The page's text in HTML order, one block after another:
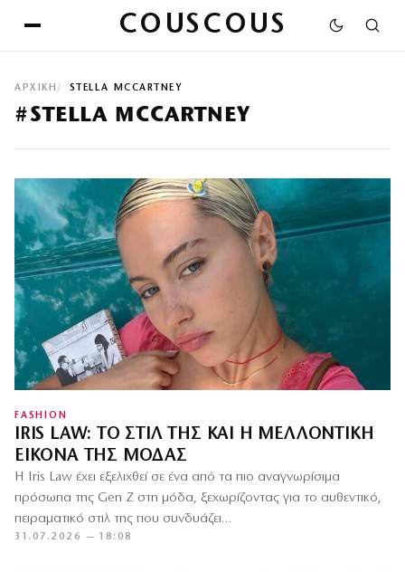
COUSCOUS
ΑΡΧΙΚΉ STELLA MCCARTNEY
#STELLA MCCARTNEY
FASHION
IRIS LAW: ΤΟ ΣΤΙΛ ΤΗΣ ΚΑΙ Η ΜΕΛΛΟΝΤΙΚΉ
ΕΙΚΌΝΑ ΤΗΣ ΜΌΔΑΣ
Η Iris Law έχει εξελιχθεί σε ένα από τα πιο αναγνωρίσιμα
πρόσωπα της Gen Z στη μόδα, ξεχωρίζοντας για το αυθεντικό,
πειραματικό στιλ της που συνδυάζει…
31.07.2026 — 18:08